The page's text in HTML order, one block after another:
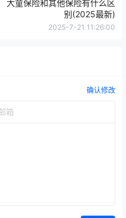
大童保险和其他保险有什么区
别(2025最新)
2025-7-21 11:26:00
确认修改